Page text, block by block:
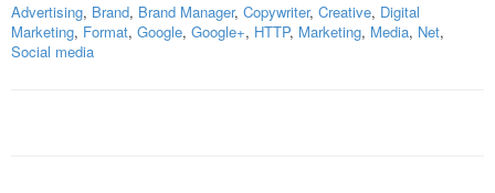
Advertising, Brand, Brand Manager, Copywriter, Creative, Digital
Marketing, Format, Google, Google+, HTTP, Marketing, Media, Net,
Social media